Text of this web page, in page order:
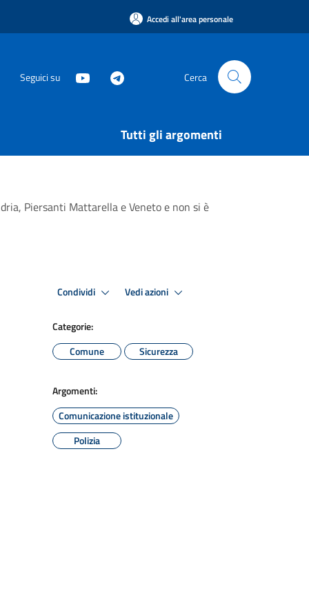
Accedi all'area personale
Seguici su Cerca
Tutti gli argomenti
Piersanti Mattarella e Veneto e non si è
Condividi Vedi azioni
Categorie:
Comune
Sicurezza
Argomenti:
Comunicazione istituzionale
Polizia